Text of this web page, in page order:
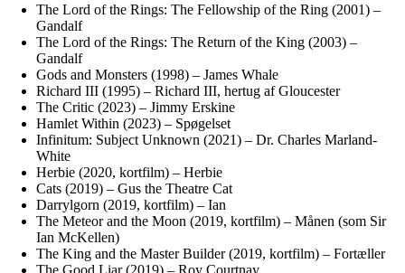
The Lord of the Rings: The Fellowship of the Ring (2001) –
Gandalf
The Lord of the Rings: The Return of the King (2003) –
Gandalf
Gods and Monsters (1998) – James Whale
Richard III (1995) – Richard III, hertug af Gloucester
The Critic (2023) – Jimmy Erskine
Hamlet Within (2023) – Spøgelset
Infinitum: Subject Unknown (2021) – Dr. Charles Marland-
White
Herbie (2020, kortfilm) – Herbie
Cats (2019) – Gus the Theatre Cat
Darrylgorn (2019, kortfilm) – Ian
The Meteor and the Moon (2019, kortfilm) – Månen (som Sir
Ian McKellen)
The King and the Master Builder (2019, kortfilm) – Fortæller
The Good Liar (2019) – Roy Courtnay